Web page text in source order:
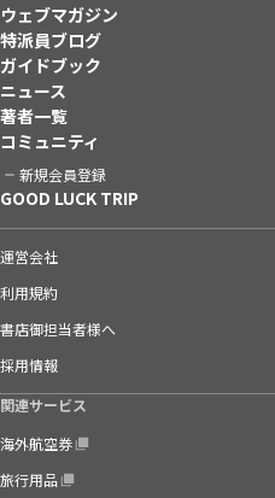
ウェブマガジン
特派員ブログ
ガイドブック
ニュース
著者一覧
コミュニティ
新規会員登録
GOOD LUCK TRIP
運営会社
利用規約
書店御担当者様へ
採用情報
関連サービス
海外航空券
旅行用品